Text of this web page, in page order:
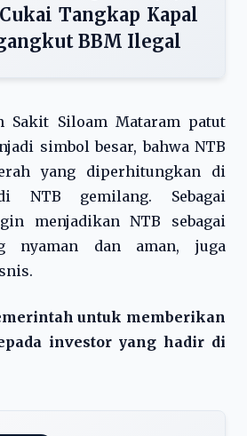
Tangkap Kapal
BBM Ilegal
Sakit Siloam Mataram patut
simbol besar, bahwa NTB
yang diperhitungkan di
NTB gemilang. Sebagai
menjadikan NTB sebagai
nyaman dan aman, juga
untuk memberikan
investor yang hadir di